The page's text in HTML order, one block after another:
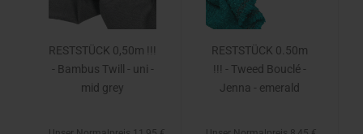
RESTSTÜCK 0,50m !!!
- Bambus Twill - uni -
mid grey
RESTSTÜCK 0.50m
!!! - Tweed Bouclé -
Jenna - emerald